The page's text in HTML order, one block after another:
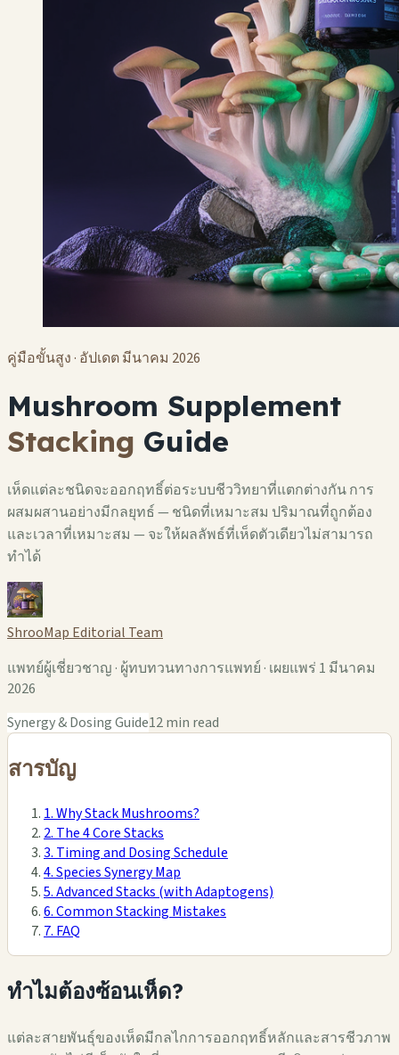
คู่มือขั้นสูง · อัปเดต มีนาคม 2026
Mushroom Supplement
Stacking Guide
เห็ดแต่ละชนิดจะออกฤทธิ์ต่อระบบชีววิทยาที่แตกต่างกัน การ
ผสมผสานอย่างมีกลยุทธ์ — ชนิดที่เหมาะสม ปริมาณที่ถูกต้อง
และเวลาที่เหมาะสม — จะให้ผลลัพธ์ที่เห็ดตัวเดียวไม่สามารถ
ทำได้
ShrooMap Editorial Team
แพทย์ผู้เชี่ยวชาญ · ผู้ทบทวนทางการแพทย์ · เผยแพร่ 1 มีนาคม
2026
Synergy & Dosing Guide12 min read
สารบัญ
1. Why Stack Mushrooms?
2. The 4 Core Stacks
3. Timing and Dosing Schedule
4. Species Synergy Map
5. Advanced Stacks (with Adaptogens)
6. Common Stacking Mistakes
7. FAQ
ทำไมต้องซ้อนเห็ด?
แต่ละสายพันธุ์ของเห็ดมีกลไกการออกฤทธิ์หลักและสารชีวภาพ